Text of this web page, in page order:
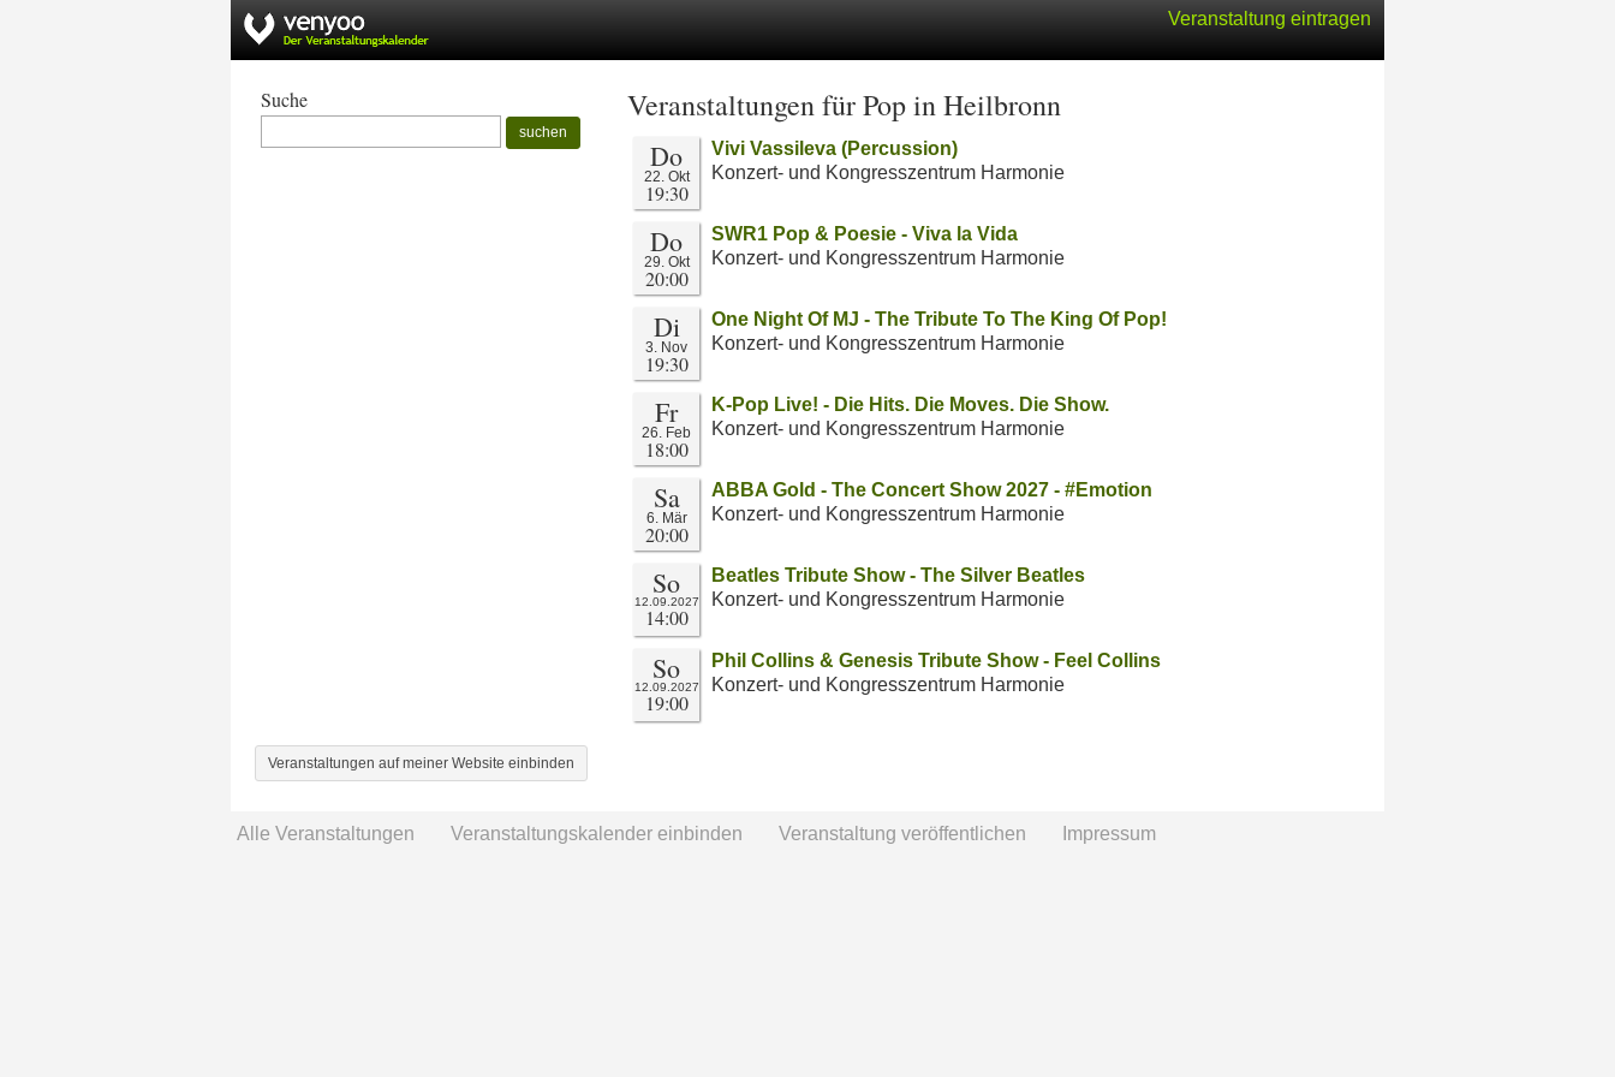
Veranstaltung eintragen
Suche
suchen
Veranstaltungen für Pop in Heilbronn
Do
22. Okt
19:30
Vivi Vassileva (Percussion)
Konzert- und Kongresszentrum Harmonie
Do
29. Okt
20:00
SWR1 Pop & Poesie - Viva la Vida
Konzert- und Kongresszentrum Harmonie
Di
3. Nov
19:30
One Night Of MJ - The Tribute To The King Of Pop!
Konzert- und Kongresszentrum Harmonie
Fr
26. Feb
18:00
K-Pop Live! - Die Hits. Die Moves. Die Show.
Konzert- und Kongresszentrum Harmonie
Sa
6. Mär
20:00
ABBA Gold - The Concert Show 2027 - #Emotion
Konzert- und Kongresszentrum Harmonie
So
12.09.2027
14:00
Beatles Tribute Show - The Silver Beatles
Konzert- und Kongresszentrum Harmonie
So
12.09.2027
19:00
Phil Collins & Genesis Tribute Show - Feel Collins
Konzert- und Kongresszentrum Harmonie
Veranstaltungen auf meiner Website einbinden
Alle Veranstaltungen Veranstaltungskalender einbinden Veranstaltung veröffentlichen Impressum